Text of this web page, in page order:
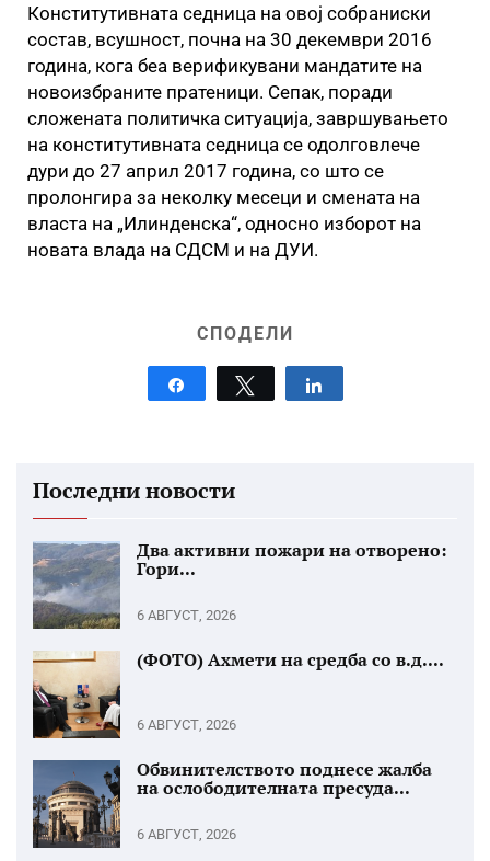
Конститутивната седница на овој собраниски
состав, всушност, почна на 30 декември 2016
година, кога беа верификувани мандатите на
новоизбраните пратеници. Сепак, поради
сложената политичка ситуација, завршувањето
на конститутивната седница се одолговлече
дури до 27 април 2017 година, со што се
пролонгира за неколку месеци и смената на
власта на „Илинденска“, односно изборот на
новата влада на СДСМ и на ДУИ.
СПОДЕЛИ
Share Tweet
Последни новости
Два активни пожари на отворено:
Гори...
6 АВГУСТ, 2026
(ФОТО) Ахмети на средба со в.д....
6 АВГУСТ, 2026
Обвинителството поднесе жалба
на ослободителната пресуда...
6 АВГУСТ, 2026